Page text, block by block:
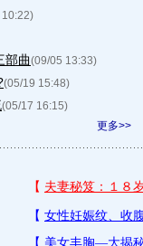
部曲(09/05 13:33)
(05/19 15:48)
(05/17 16:15)
更多>>